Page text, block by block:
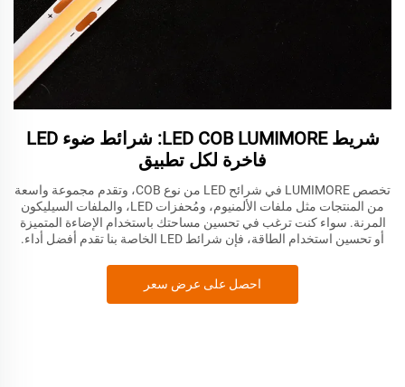
شريط LED COB LUMIMORE: شرائط ضوء LED
فاخرة لكل تطبيق
تخصص LUMIMORE في شرائح LED من نوع COB، وتقدم مجموعة واسعة
من المنتجات مثل ملفات الألمنيوم، ومُحفزات LED، والملفات السيليكون
المرنة. سواء كنت ترغب في تحسين مساحتك باستخدام الإضاءة المتميزة
أو تحسين استخدام الطاقة، فإن شرائط LED الخاصة بنا تقدم أفضل أداء.
احصل على عرض سعر